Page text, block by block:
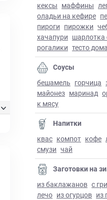
кексы маффины
оладьи на кефире
пироги пирожки
хачапури шарлотка
рогалики тесто
Соусы
бешамель горчица
майонез маринад
к мясу
Напитки
квас компот кофе
смузи чай
Заготовки на
из баклажанов с
лечо из огурцов из